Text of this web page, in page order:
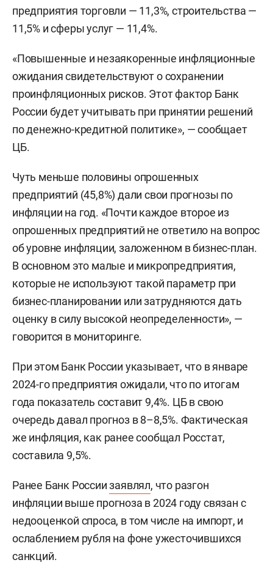
предприятия торговли — 11,3%, строительства —
11,5% и сферы услуг — 11,4%.
«Повышенные и незаякоренные инфляционные
ожидания свидетельствуют о сохранении
проинфляционных рисков. Этот фактор Банк
России будет учитывать при принятии решений
по денежно-кредитной политике», — сообщает
ЦБ.
Чуть меньше половины опрошенных
предприятий (45,8%) дали свои прогнозы по
инфляции на год. «Почти каждое второе из
опрошенных предприятий не ответило на вопрос
об уровне инфляции, заложенном в бизнес-план.
В основном это малые и микропредприятия,
которые не используют такой параметр при
бизнес-планировании или затрудняются дать
оценку в силу высокой неопределенности», —
говорится в мониторинге.
При этом Банк России указывает, что в январе
2024-го предприятия ожидали, что по итогам
года показатель составит 9,4%. ЦБ в свою
очередь давал прогноз в 8–8,5%. Фактическая
же инфляция, как ранее сообщал Росстат,
составила 9,5%.
Ранее Банк Россиизаявлял, что разгон
инфляции выше прогноза в 2024 году связан с
недооценкой спроса, в том числе на импорт, и
ослаблением рубля на фоне ужесточившихся
санкций.